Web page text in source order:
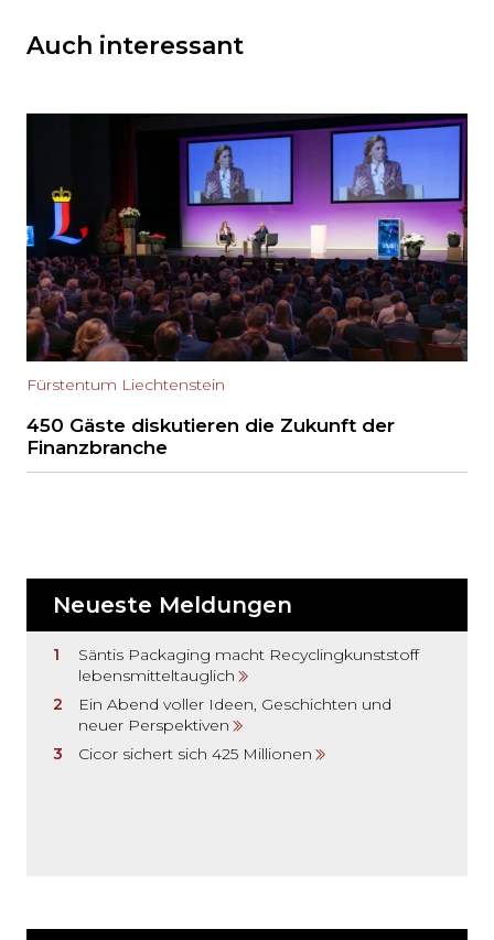
Auch interessant
Fürstentum Liechtenstein
450 Gäste diskutieren die Zukunft der
Finanzbranche
Neueste Meldungen
Säntis Packaging macht Recyclingkunststoff
lebensmitteltauglich
Ein Abend voller Ideen, Geschichten und
neuer Perspektiven
Cicor sichert sich 425 Millionen